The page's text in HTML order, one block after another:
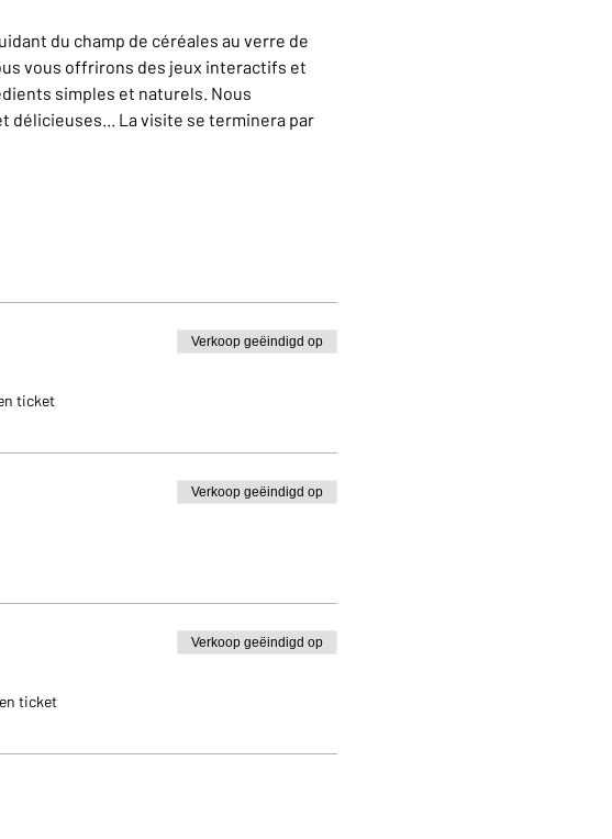
du champ de céréales au verre de
vous offrirons des jeux interactifs et
simples et naturels. Nous
délicieuses... La visite se terminera par
ticket
Verkoop geëindigd op
Verkoop geëindigd op
ticket
Verkoop geëindigd op